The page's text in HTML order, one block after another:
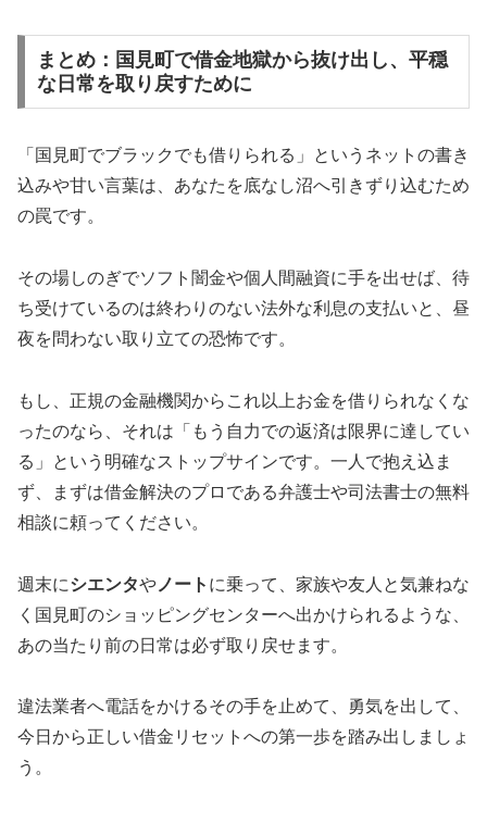
まとめ：国見町で借金地獄から抜け出し、平穏
な日常を取り戻すために
「国見町でブラックでも借りられる」というネットの書き
込みや甘い言葉は、あなたを底なし沼へ引きずり込むため
の罠です。
その場しのぎでソフト闇金や個人間融資に手を出せば、待
ち受けているのは終わりのない法外な利息の支払いと、昼
夜を問わない取り立ての恐怖です。
もし、正規の金融機関からこれ以上お金を借りられなくな
ったのなら、それは「もう自力での返済は限界に達してい
る」という明確なストップサインです。一人で抱え込ま
ず、まずは借金解決のプロである弁護士や司法書士の無料
相談に頼ってください。
週末にシエンタや ノート に乗って、家族や友人と気兼ねな
く国見町のショッピングセンターへ出かけられるような、
あの当たり前の日常は必ず取り戻せます。
違法業者へ電話をかけるその手を止めて、勇気を出して、
今日から正しい借金リセットへの第一歩を踏み出しましょ
う。